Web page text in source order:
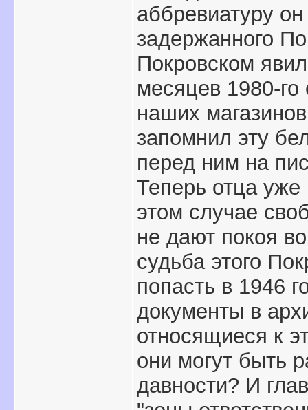
аббревиатуру
задержанного
Покровском
месяцев 1980-го
наших
запомнил эту
перед ним на
Теперь отца уже
этом случае
не дают покоя
судьба этого
попасть в 1946
документы в
относящиеся к
они могут быть
давности? И